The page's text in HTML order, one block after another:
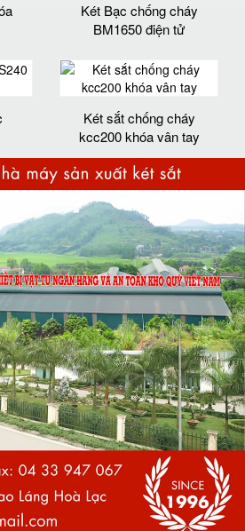
Két Bạc chống cháy
BM1650 điện tử
Két sắt chống cháy
kcc200 khóa vân tay